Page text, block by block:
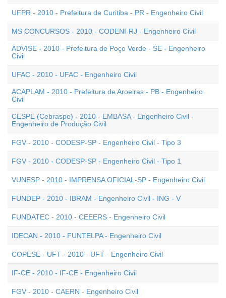
UFPR - 2010 - Prefeitura de Curitiba - PR - Engenheiro Civil
MS CONCURSOS - 2010 - CODENI-RJ - Engenheiro Civil
ADVISE - 2010 - Prefeitura de Poço Verde - SE - Engenheiro
Civil
UFAC - 2010 - UFAC - Engenheiro Civil
ACAPLAM - 2010 - Prefeitura de Aroeiras - PB - Engenheiro
Civil
CESPE (Cebraspe) - 2010 - EMBASA - Engenheiro Civil -
Engenheiro de Produção Civil
FGV - 2010 - CODESP-SP - Engenheiro Civil - Tipo 3
FGV - 2010 - CODESP-SP - Engenheiro Civil - Tipo 1
VUNESP - 2010 - IMPRENSA OFICIAL-SP - Engenheiro Civil
FUNDEP - 2010 - IBRAM - Engenheiro Civil - ING - V
FUNDATEC - 2010 - CEEERS - Engenheiro Civil
IDECAN - 2010 - FUNTELPA - Engenheiro Civil
COPESE - UFT - 2010 - UFT - Engenheiro Civil
IF-CE - 2010 - IF-CE - Engenheiro Civil
FGV - 2010 - CAERN - Engenheiro Civil